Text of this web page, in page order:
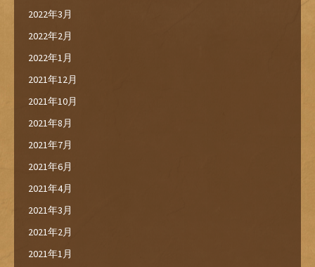
2022年3月
2022年2月
2022年1月
2021年12月
2021年10月
2021年8月
2021年7月
2021年6月
2021年4月
2021年3月
2021年2月
2021年1月